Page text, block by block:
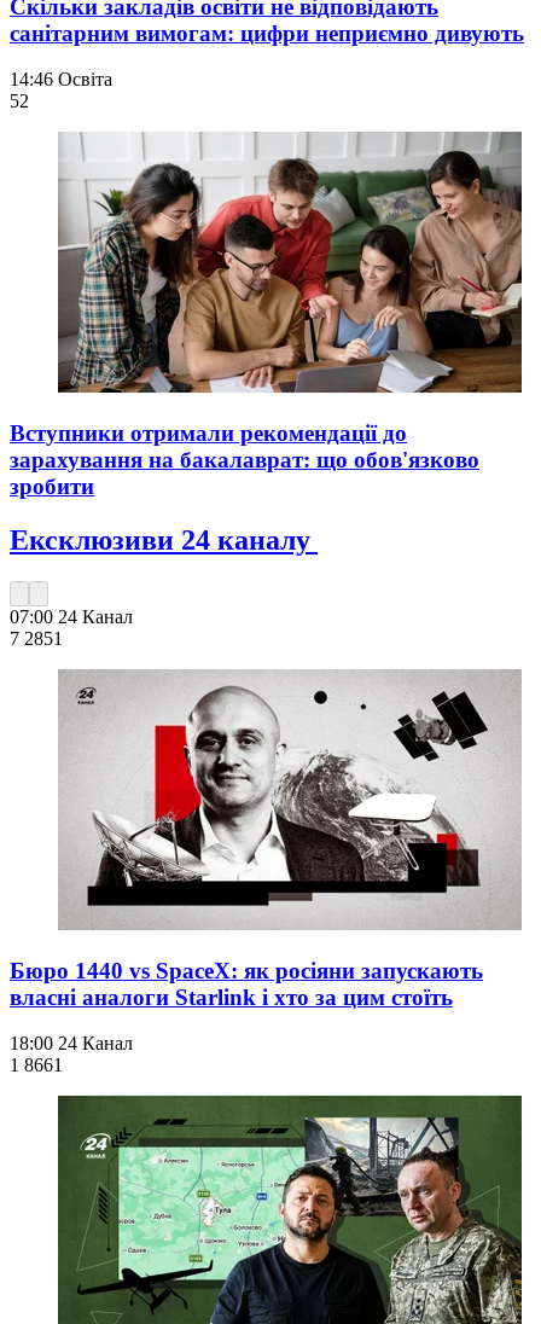
Скільки закладів освіти не відповідають
санітарним вимогам: цифри неприємно дивують
14:46 Освіта
52
Вступники отримали рекомендації до
зарахування на бакалаврат: що обов'язково
зробити
Ексклюзиви 24 каналу
07:00 24 Канал
7 2851
Бюро 1440 vs SpaceX: як росіяни запускають
власні аналоги Starlink і хто за цим стоїть
18:00 24 Канал
1 8661